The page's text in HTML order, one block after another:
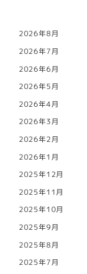
2026年8月
2026年7月
2026年6月
2026年5月
2026年4月
2026年3月
2026年2月
2026年1月
2025年12月
2025年11月
2025年10月
2025年9月
2025年8月
2025年7月